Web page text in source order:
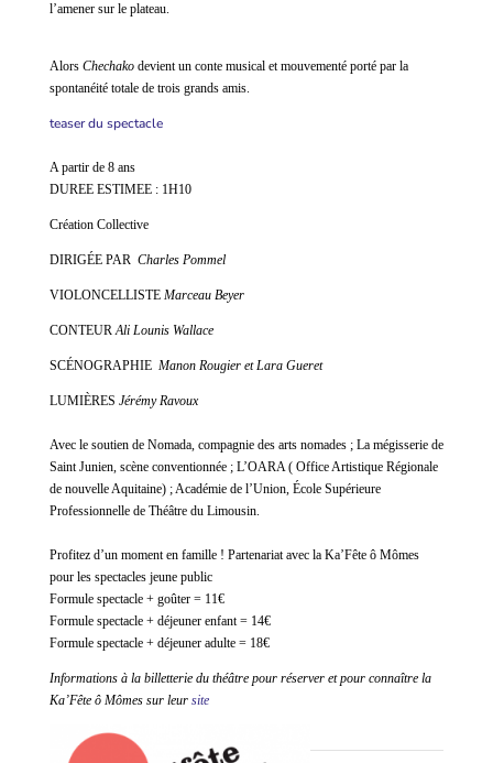
l’amener sur le plateau.
Alors Chechakodevient un conte musical et mouvementé porté par la
spontanéité totale de trois grands amis.
teaser du spectacle
A partir de 8 ans
DUREE ESTIMEE : 1H10
Création Collective
DIRIGÉE PAR Charles Pommel
VIOLONCELLISTEMarceau Beyer
CONTEURAli Lounis Wallace
SCÉNOGRAPHIE Manon Rougier et Lara Gueret
LUMIÈRES Jérémy Ravoux
Avec le soutien de Nomada, compagnie des arts nomades ; La mégisserie de
Saint Junien, scène conventionnée ; L’OARA ( Office Artistique Régionale
de nouvelle Aquitaine) ; Académie de l’Union, École Supérieure
Professionnelle de Théâtre du Limousin.
Profitez d’un moment en famille ! Partenariat avec la Ka’Fête ô Mômes
pour les spectacles jeune public
Formule spectacle + goûter = 11€
Formule spectacle + déjeuner enfant = 14€
Formule spectacle + déjeuner adulte = 18€
Informations à la billetterie du théâtre pour réserver et pour connaître la
Ka’Fête ô Mômes sur leur site